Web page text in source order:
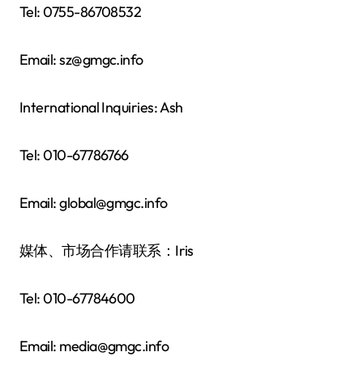
Tel: 0755-86708532
Email: sz@gmgc.info
International Inquiries: Ash
Tel: 010-67786766
Email: global@gmgc.info
媒体、市场合作请联系：Iris
Tel: 010-67784600
Email: media@gmgc.info